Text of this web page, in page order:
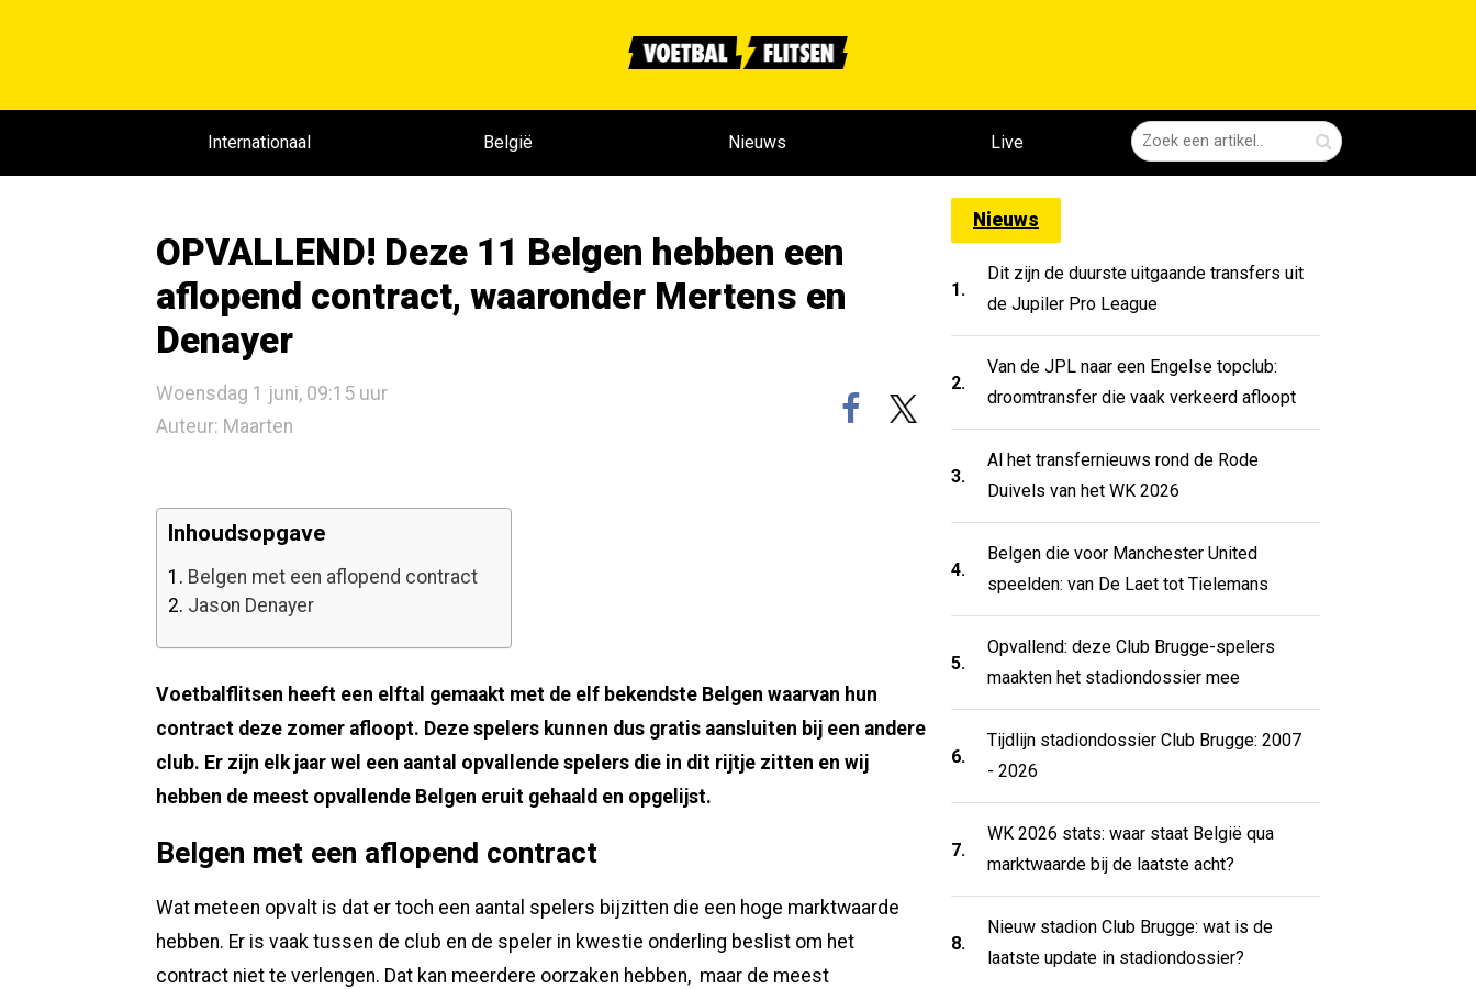
Internationaal België Nieuws Live
OPVALLEND! Deze 11 Belgen hebben een
aflopend contract, waaronder Mertens en
Denayer
Woensdag 1 juni, 09:15 uur
Auteur: Maarten
Inhoudsopgave
1. Belgen met een aflopend contract
2. Jason Denayer
Voetbalflitsen heeft een elftal gemaakt met de elf bekendste Belgen waarvan hun
contract deze zomer afloopt. Deze spelers kunnen dus gratis aansluiten bij een andere
club. Er zijn elk jaar wel een aantal opvallende spelers die in dit rijtje zitten en wij
hebben de meest opvallende Belgen eruit gehaald en opgelijst.
Belgen met een aflopend contract
Wat meteen opvalt is dat er toch een aantal spelers bijzitten die een hoge marktwaarde
hebben. Er is vaak tussen de club en de speler in kwestie onderling beslist om het
contract niet te verlengen. Dat kan meerdere oorzaken hebben, maar de meest
Nieuws
1.
Dit zijn de duurste uitgaande transfers uit
de Jupiler Pro League
2.
Van de JPL naar een Engelse topclub:
droomtransfer die vaak verkeerd afloopt
3.
Al het transfernieuws rond de Rode
Duivels van het WK 2026
4.
Belgen die voor Manchester United
speelden: van De Laet tot Tielemans
5.
Opvallend: deze Club Brugge-spelers
maakten het stadiondossier mee
6.
Tijdlijn stadiondossier Club Brugge: 2007
- 2026
7.
WK 2026 stats: waar staat België qua
marktwaarde bij de laatste acht?
8.
Nieuw stadion Club Brugge: wat is de
laatste update in stadiondossier?